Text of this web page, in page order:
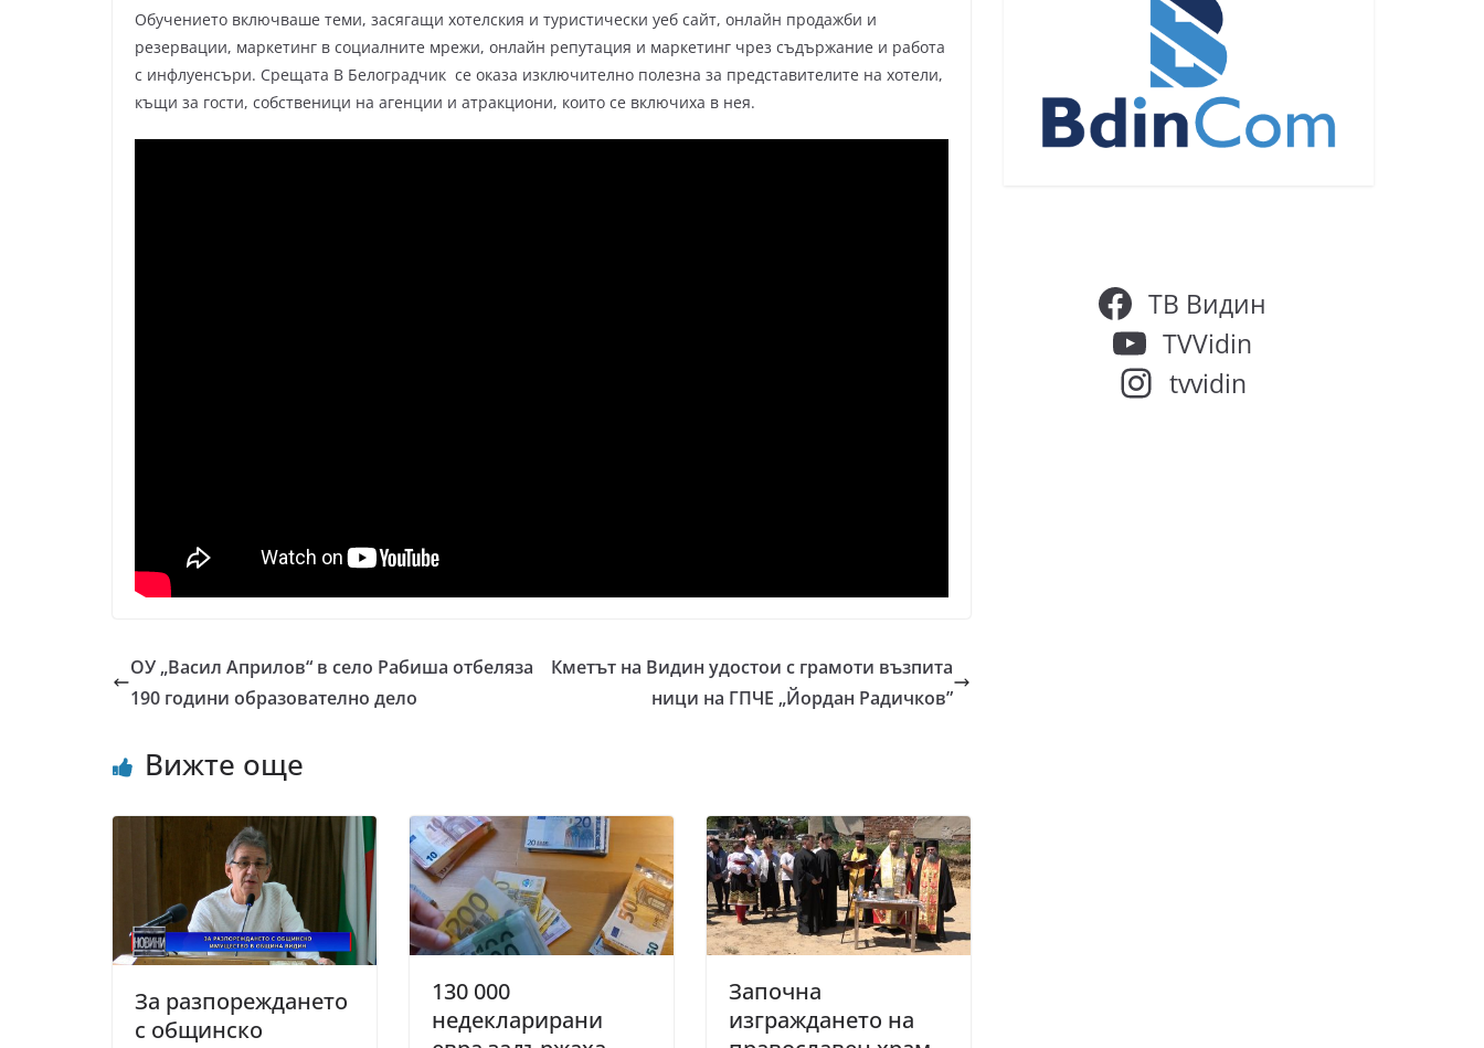
Обучението включваше теми, засягащи хотелския и туристически уеб сайт, онлайн продажби и
резервации, маркетинг в социалните мрежи, онлайн репутация и маркетинг чрез съдържание и работа
с инфлуенсъри. Срещата В Белоградчик се оказа изключително полезна за представителите на хотели,
къщи за гости, собственици на агенции и атракциони, които се включиха в нея.
ОУ „Васил Априлов“ в село Рабиша отбеляза
190 години образователно дело
Кметът на Видин удостои с грамоти възпита
ници на ГПЧЕ „Йордан Радичков”
Вижте още
За разпореждането
с общинско
130 000
недекларирани
Започна
изграждането на
ТВ Видин
TVVidin
tvvidin